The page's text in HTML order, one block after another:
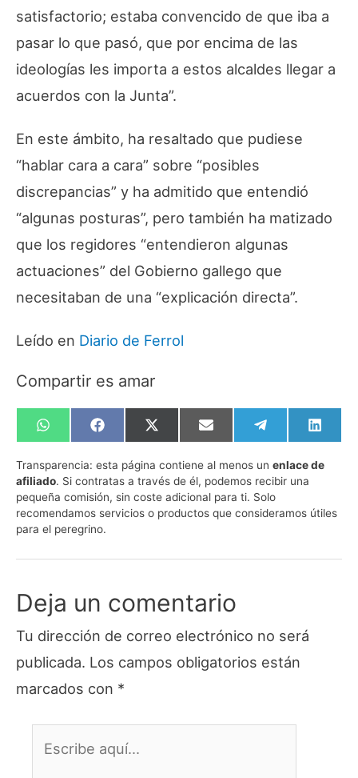
satisfactorio; estaba convencido de que iba a
pasar lo que pasó, que por encima de las
ideologías les importa a estos alcaldes llegar a
acuerdos con la Junta”.
En este ámbito, ha resaltado que pudiese
“hablar cara a cara” sobre “posibles
discrepancias” y ha admitido que entendió
“algunas posturas”, pero también ha matizado
que los regidores “entendieron algunas
actuaciones” del Gobierno gallego que
necesitaban de una “explicación directa”.
Leído en Diario de Ferrol
Compartir es amar
Compartir
en
WhatsApp
Compartir
en
Facebook
Compartir
en
X
(Twitter)
Compartir
en
Email
Compartir
en
Telegram
en
Transparencia: esta página contiene al menos un enlace de
afiliado. Si contratas a través de él, podemos recibir una
pequeña comisión, sin coste adicional para ti. Solo
recomendamos servicios o productos que consideramos útiles
para el peregrino.
Deja un comentario
Tu dirección de correo electrónico no será
publicada. Los campos obligatorios están
marcados con *